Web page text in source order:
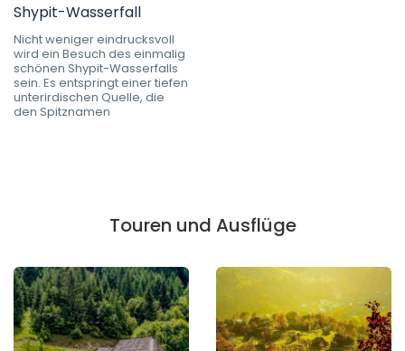
Shypit-Wasserfall
Nicht weniger eindrucksvoll
wird ein Besuch des einmalig
schönen Shypit-Wasserfalls
sein. Es entspringt einer tiefen
unterirdischen Quelle, die
den Spitznamen
Touren und Ausflüge